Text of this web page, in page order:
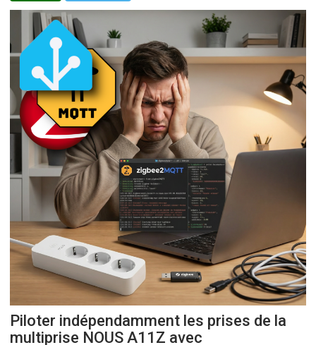
Piloter indépendamment les prises de la
multiprise NOUS A11Z avec